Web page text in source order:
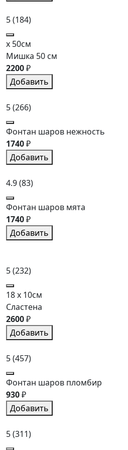
5(184)
x 50см
Мишка 50 см
2200₽
Добавить
5(266)
Фонтан шаров нежность
1740₽
Добавить
4.9(83)
Фонтан шаров мята
1740₽
Добавить
5(232)
18 x 10см
Сластена
2600₽
Добавить
5(457)
Фонтан шаров пломбир
930₽
Добавить
5(311)